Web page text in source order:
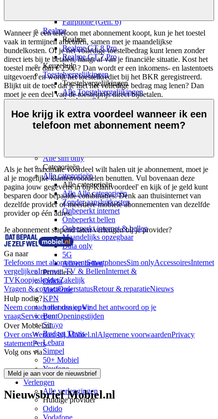
Fairphone (Gen. 6)
Realme
Realme
Realme GT 8 Pro
Realme GT 7 Pro
Keuzehulp
Toestelvergelijkingen
Toestelvergelijkingen
Alle Toestelvergelijkingen
Apple vs Samsung
iOS vs Android
Apple iPhones vergelijken
Samsung Galaxy vergelijken
Alle sim only
Categorieën
Alle categorieën
Alle categorieën
Alle Alle categorieën
Zonder aansluitkosten
Onbeperkt internet
Onbeperkt bellen
Onbeperkt internet & bellen
Maandelijks opzegbaar
Data only
5G
Alleen bellen
Providers
Odido
Vodafone
KPN
hollandsnieuwe
Ben
Simyo
Budget Thuis
Lebara
Simpel
50+ Mobiel
Youfone
Verlengen
Alle verlengingen
Huidige provider
Odido
Vodafone
Wanneer je een telefoon met abonnement koopt, kun je het toestel
vaak in termijnen afbetalen, samen met je maandelijkse
bundelkosten. Of je het volledige toestelbedrag kunt lenen zonder
direct iets bij te betalen, hangt af van je financiële situatie. Kost het
toestel meer dan € 250,-? Dan wordt er een inkomens- en lastentoets
uitgevoerd en wordt het toestelkrediet bij het BKR geregistreerd.
Blijkt uit de toets dat je niet het volledige bedrag mag lenen? Dan
moet je een deel van de toestelprijs direct bijbetalen.
Hoe krijg ik extra voordeel wanneer ik een
telefoon met abonnement neem?
Als je het maximale voordeel wilt halen uit je abonnement, moet je
al je mogelijke klantenvoordelen benutten. Vul bovenaan deze
pagina jouw gegevens in bij 'Klantvoordeel' en kijk of je geld kunt
besparen door bepaalde combinaties. Denk aan thuisinternet van
dezelfde provider of meerdere mobiele abonnementen van dezelfde
provider op één adres.
Je abonnement slapend laten verlengen bij je provider?
Ga naar
Telefoons met abonnementSmartphonesSim onlyAccessoiresInternet
vergelijkenInternet, TV & BellenInternet &
TVKoopjeskelderZakelijk
Vragen & contactOrderstatusRetour & reparatieNieuws
Hulp nodig?
Neem contact met ons opVind het antwoord op je
vraagServicepuntOpeningstijden
Over Mobiel.nl
Over onsWerken bij Mobiel.nlAlgemene voorwaardenPrivacy
statementPers
Volg ons via
Meld je aan voor de nieuwsbrief
Nieuwsbrief Mobiel.nl